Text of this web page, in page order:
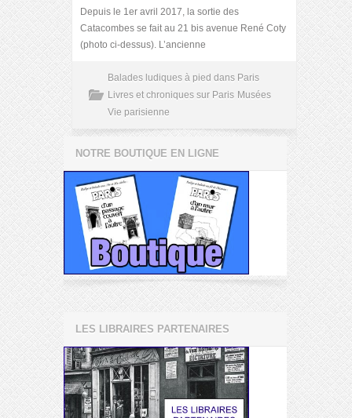
Depuis le 1er avril 2017, la sortie des
Catacombes se fait au 21 bis avenue René Coty
(photo ci-dessus). L’ancienne
Balades ludiques à pied dans Paris
Livres et chroniques sur Paris Musées
Vie parisienne
NOTRE BOUTIQUE EN LIGNE
LES LIBRAIRES PARTENAIRES